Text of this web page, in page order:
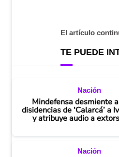
El artículo
TE PUEDE
Nación
Mindefensa desmiente
disidencias de ‘Calarcá’ a
y atribuye audio a
Nación